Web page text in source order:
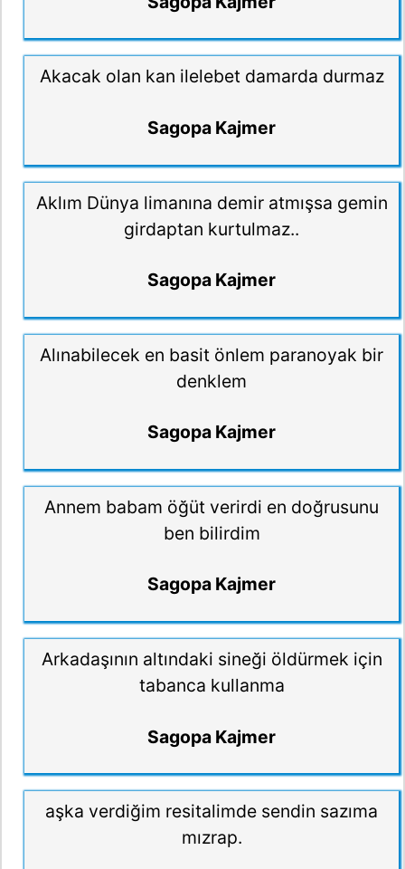
Akacak olan kan ilelebet damarda durmaz
Sagopa Kajmer
Aklım Dünya limanına demir atmışsa gemin
girdaptan kurtulmaz..
Sagopa Kajmer
Alınabilecek en basit önlem paranoyak bir
denklem
Sagopa Kajmer
Annem babam öğüt verirdi en doğrusunu
ben bilirdim
Sagopa Kajmer
Arkadaşının altındaki sineği öldürmek için
tabanca kullanma
Sagopa Kajmer
aşka verdiğim resitalimde sendin sazıma
mızrap.